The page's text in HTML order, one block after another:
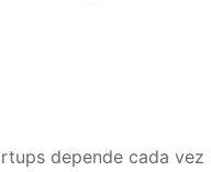
depende cada